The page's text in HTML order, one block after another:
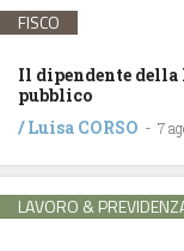
FISCO
Il dipendente della
pubblico
/Luisa CORSO - 7
LAVORO &